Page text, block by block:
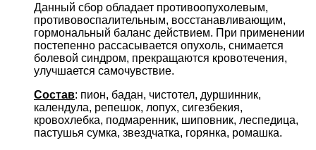
Данный сбор обладает противоопухолевым,
противовоспалительным, восстанавливающим,
гормональный баланс действием. При применении
постепенно рассасывается опухоль, снимается
болевой синдром, прекращаются кровотечения,
улучшается самочувствие.
Состав: пион, бадан, чистотел, дуршинник,
календула, репешок, лопух, сигезбекия,
кровохлебка, подмаренник, шиповник, леспедица,
пастушья сумка, звездчатка, горянка, ромашка.